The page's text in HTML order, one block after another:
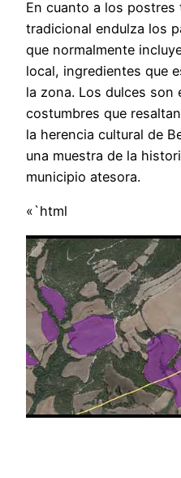
En cuanto a los
tradicional endulza los
que normalmente
local, ingredientes que
la zona. Los dulces son
costumbres que
la herencia cultural de
una muestra de la
municipio atesora.
«`html